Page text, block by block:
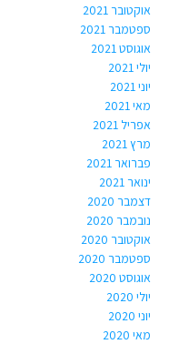
אוקטובר 2021
ספטמבר 2021
אוגוסט 2021
יולי 2021
יוני 2021
מאי 2021
אפריל 2021
מרץ 2021
פברואר 2021
ינואר 2021
דצמבר 2020
נובמבר 2020
אוקטובר 2020
ספטמבר 2020
אוגוסט 2020
יולי 2020
יוני 2020
מאי 2020